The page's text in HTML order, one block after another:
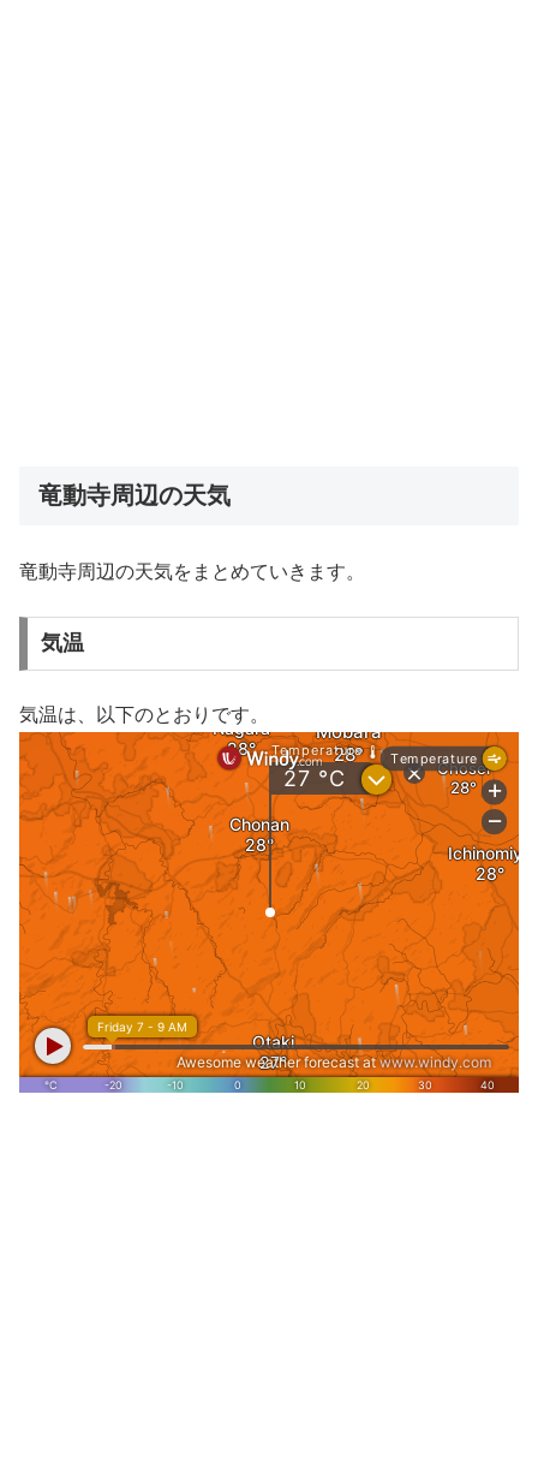
竜動寺周辺の天気
竜動寺周辺の天気をまとめていきます。
気温
気温は、以下のとおりです。